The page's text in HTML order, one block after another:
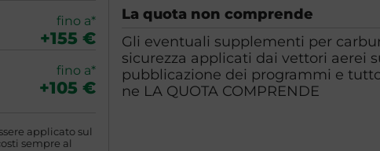
fino a*
+155 €
fino a*
+105 €
applicato sul
sempre al
La quota non comprende
Gli eventuali supplementi per
sicurezza applicati dai vettori aerei
pubblicazione dei programmi e
ne LA QUOTA COMPRENDE